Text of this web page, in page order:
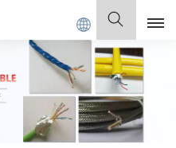
Français
Français